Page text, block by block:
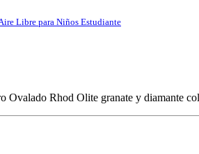
Libre para Niños Estudiante
Rhod Olite granate y diamante